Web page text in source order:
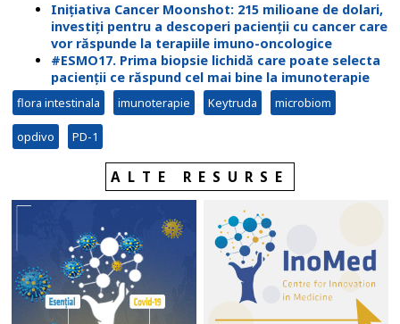
Inițiativa Cancer Moonshot: 215 milioane de dolari,
investiți pentru a descoperi pacienții cu cancer care
vor răspunde la terapiile imuno-oncologice
#ESMO17. Prima biopsie lichidă care poate selecta
pacienții ce răspund cel mai bine la imunoterapie
flora intestinala imunoterapie Keytruda microbiom
opdivo PD-1
ALTE RESURSE